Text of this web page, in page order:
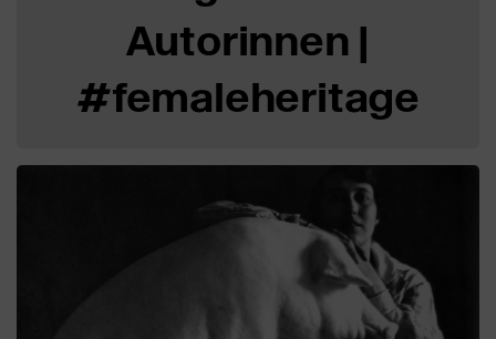
Autorinnen |
#femaleheritage